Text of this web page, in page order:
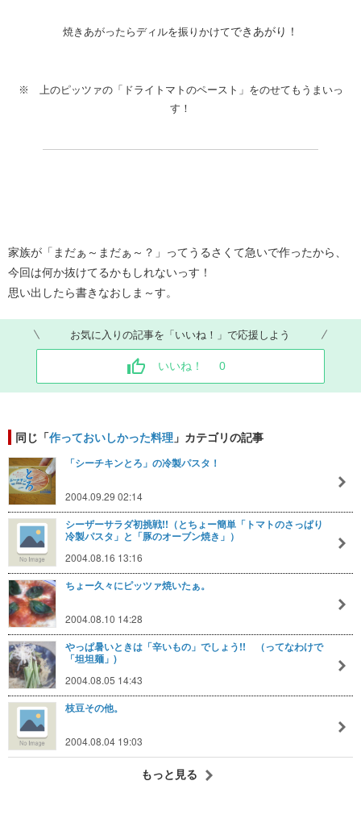
焼きあがったらディルを振りかけてできあがり！
※ 上のピッツァの「ドライトマトのペースト」をのせてもうまいっ
す！
家族が「まだぁ～まだぁ～？」ってうるさくて急いで作ったから、
今回は何か抜けてるかもしれないっす！
思い出したら書きなおしま～す。
お気に入りの記事を「いいね！」で応援しよう
いいね！ 0
同じ「作っておいしかった料理 」カテゴリの記事
「シーチキンとろ」の冷製パスタ！
2004.09.29 02:14
シーザーサラダ初挑戦!!（とちょー簡単「トマトのさっぱり
冷製パスタ」と「豚のオーブン焼き」）
2004.08.16 13:16
ちょー久々にピッツァ焼いたぁ。
2004.08.10 14:28
やっぱ暑いときは「辛いもの」でしょう!! （ってなわけで
「坦坦麺」)
2004.08.05 14:43
枝豆その他。
2004.08.04 19:03
もっと見る